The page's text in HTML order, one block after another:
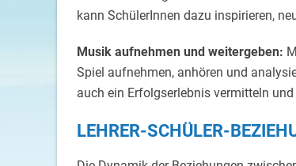
kann SchülerInnen dazu inspirieren,
Musik aufnehmen und weitergeben:
Spiel aufnehmen, anhören und
auch ein Erfolgserlebnis vermitteln
LEHRER-SCHÜLER-